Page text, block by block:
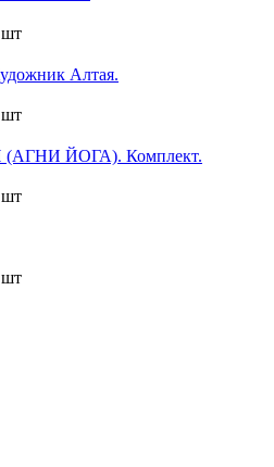
шт
Алтая.
шт
ЙОГА). Комплект.
шт
шт